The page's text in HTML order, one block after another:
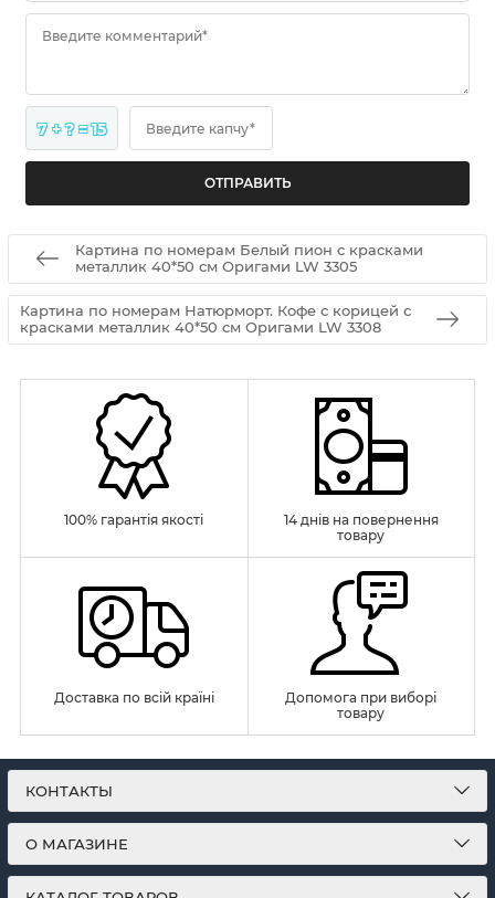
Введите комментарий*
7 + ? = 15 Введите капчу*
Картина по номерам Белый пион с красками
металлик 40*50 см Оригами LW 3305
Картина по номерам Натюрморт. Кофе с корицей с
красками металлик 40*50 см Оригами LW 3308
100% гарантія якості
14 днів на повернення
товару
Доставка по всій країні
Допомога при виборі
товару
КОНТАКТЫ
О МАГАЗИНЕ